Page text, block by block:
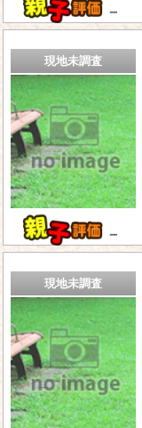
－
現地未調査
－
現地未調査